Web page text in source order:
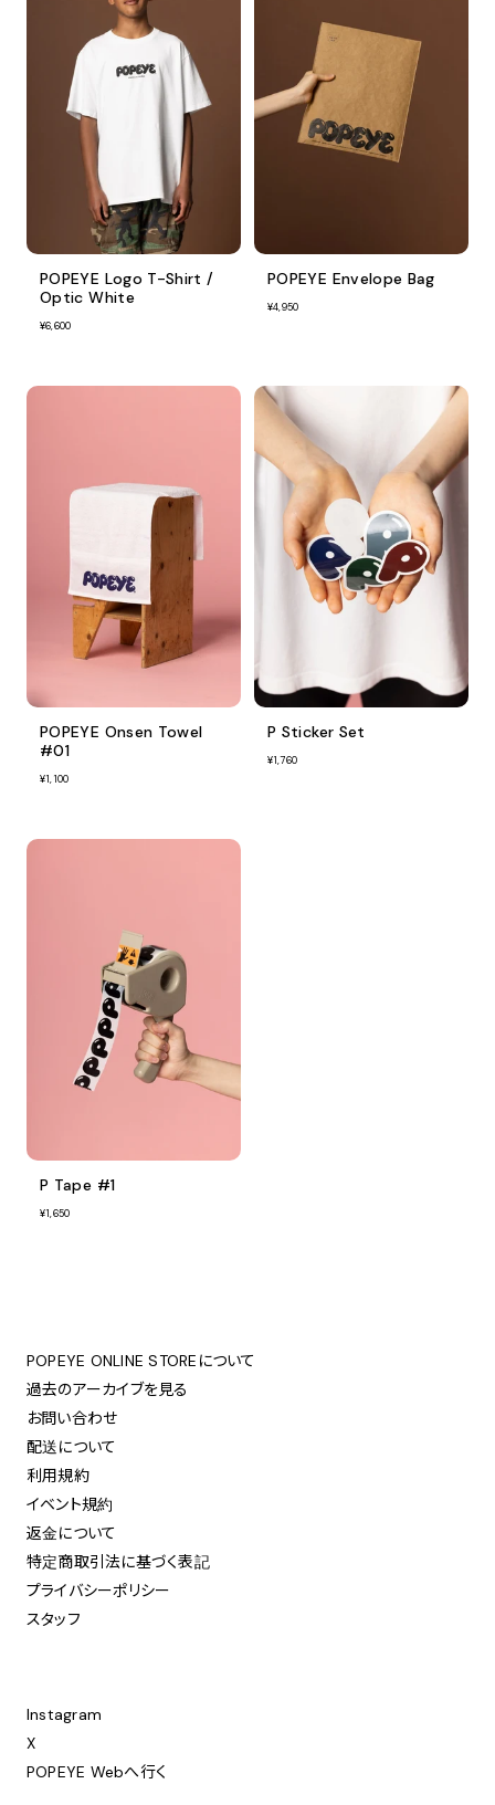
POPEYE Logo T-Shirt /
Optic White
¥6,600
POPEYE Envelope Bag
¥4,950
POPEYE Onsen Towel
#01
¥1,100
P Sticker Set
¥1,760
P Tape #1
¥1,650
POPEYE ONLINE STOREについて
過去のアーカイブを見る
お問い合わせ
配送について
利用規約
イベント規約
返金について
特定商取引法に基づく表記
プライバシーポリシー
スタッフ
Instagram
X
POPEYE Webへ行く